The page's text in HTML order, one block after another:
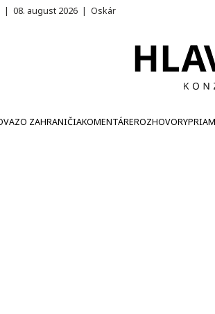
| 08. august 2026 | Oskár
ZO ZAHRANIČIAKOMENTÁREROZHOVORY